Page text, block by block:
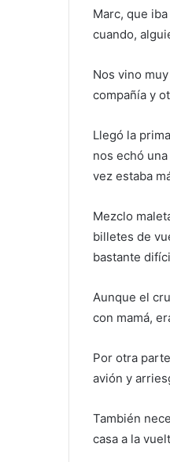
Marc, que
cuando,
Nos vino
compañía y
Llegó la
nos echó
vez estaba
Mezclo
billetes de
bastante
Aunque el
con mamá,
Por otra
avión y
También
casa a la